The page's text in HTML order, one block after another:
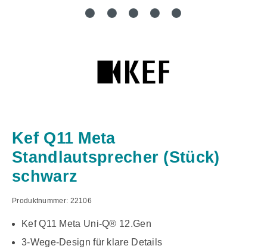
Kef Q11 Meta
Standlautsprecher (Stück)
schwarz
Produktnummer: 22106
Kef Q11 Meta Uni-Q® 12.Gen
3-Wege-Design für klare Details